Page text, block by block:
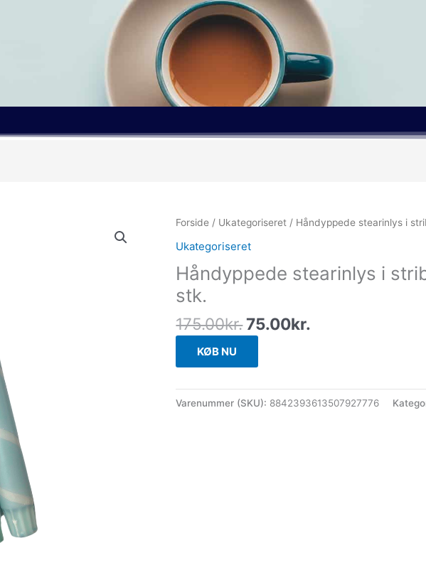
Forside / Ukategoriseret / Håndyppede stearinlys i
Ukategoriseret
Håndyppede stearinlys i
stk.
175.00kr.
Den
oprindelige
pris
var:
175.00kr..
75.00kr.
Den
er:
75.00kr..
KØB NU
Varenummer (SKU): 8842393613507927776